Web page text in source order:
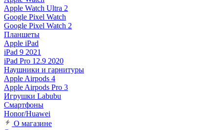
Apple Watch Ultra 2
Google Pixel Watch
Google Pixel Watch 2
Планшеты
Apple iPad
iPad 9 2021
iPad Pro 12.9 2020
Наушники и гарнитуры
Apple Airpods 4
Apple Airpods Pro 3
Игрушки Labubu
Смартфоны
Honor/Huawei
О магазине